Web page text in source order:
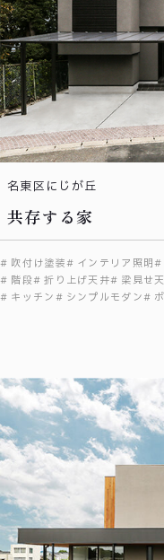
名東区にじが丘
共存する家
吹付け塗装 インテリア照明
階段
折り上げ天井 梁見せ
キッチン
シンプルモダン